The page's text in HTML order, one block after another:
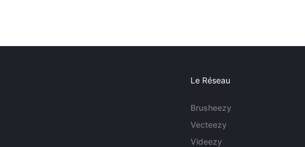
Le Réseau
Brusheezy
Vecteezy
Videezy